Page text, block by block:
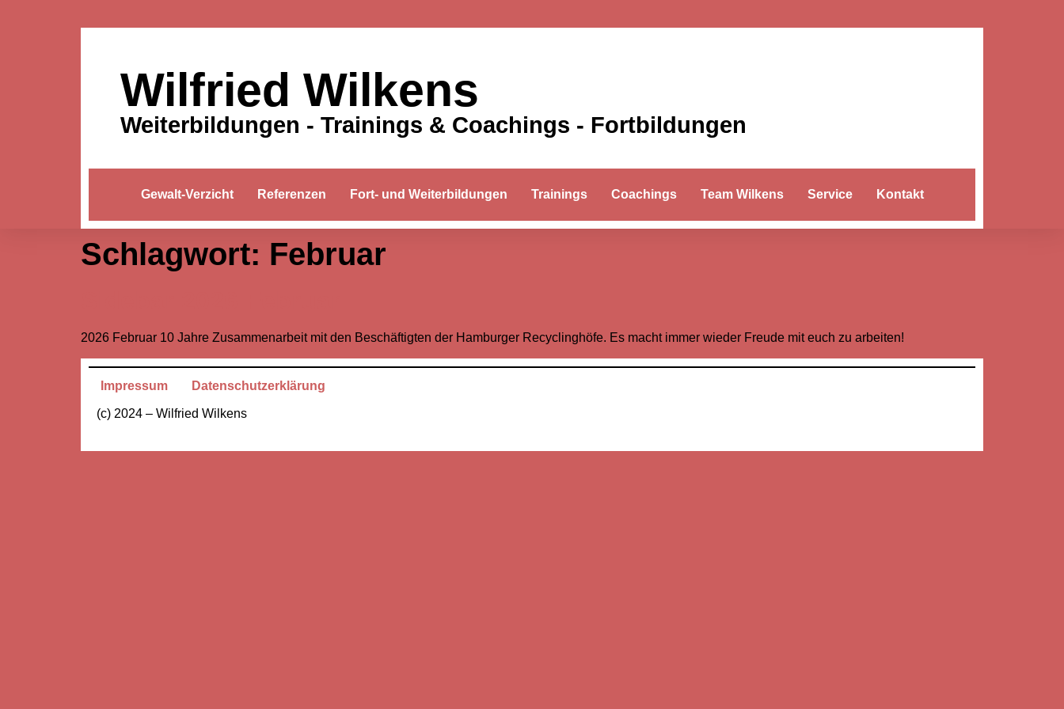
Wilfried Wilkens
Weiterbildungen - Trainings & Coachings - Fortbildungen
Gewalt-Verzicht Referenzen Fort- und Weiterbildungen Trainings Coachings Team Wilkens Service Kontakt
Schlagwort: Februar
2026 Februar 10 Jahre Zusammenarbeit mit den Beschäftigten der Hamburger Recyclinghöfe. Es macht immer wieder Freude mit euch zu arbeiten!
Impressum Datenschutzerklärung
(c) 2024 – Wilfried Wilkens